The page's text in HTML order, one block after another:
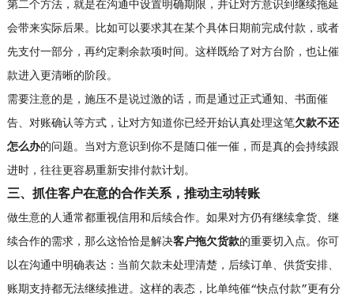
第二个方法，就是在沟通中设置明确期限，并让对方意识到继续拖延
会带来实际后果。比如可以要求其在某个具体日期前完成付款，或者
先支付一部分，再约定剩余款项时间。这样既给了对方台阶，也让催
款进入更清晰的阶段。
需要注意的是，施压不是说过激的话，而是通过正式通知、书面催
告、对账确认等方式，让对方知道你已经开始认真处理这笔欠款不还
怎么办的问题。当对方意识到你不是随口催一催，而是真的会持续跟
进时，往往更容易重新安排付款计划。
三、抓住客户在意的合作关系，推动主动转账
做生意的人通常都重视信用和后续合作。如果对方仍有继续拿货、继
续合作的需求，那么这恰恰是解决客户拖欠货款的重要切入点。你可
以在沟通中明确表达：当前欠款未处理清楚，后续订单、供货安排、
账期支持都无法继续推进。这样的表态，比单纯催“快点付款”更有分